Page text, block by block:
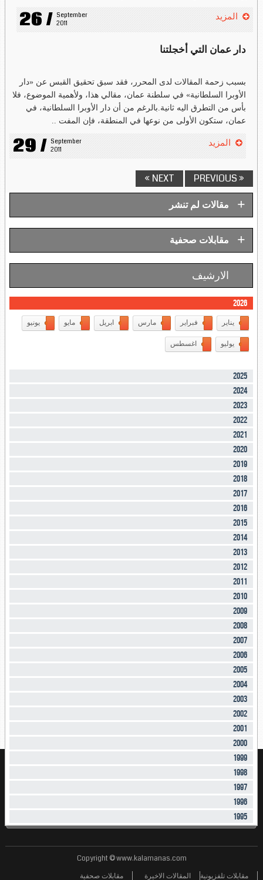
26 / September
2011
المزيد
دار عمان التي أخجلتنا
بسبب زحمة المقالات لدى المحرر، فقد سبق تحقيق القبس عن «دار
الأوبرا السلطانية» في سلطنة عمان، مقالي هذا، ولأهمية الموضوع، فلا
بأس من التطرق اليه ثانية.بالرغم من أن دار الأوبرا السلطانية، في
عمان، ستكون الأولى من نوعها في المنطقة، فإن المفت ..
29 / September
2011
المزيد
« PREVIOUS
NEXT »
مقالات لم تنشر +
مقابلات صحفية +
الارشيف
2026
يناير فبراير مارس ابريل مايو يونيو
يوليو اغسطس
2025
2024
2023
2022
2021
2020
2019
2018
2017
2016
2015
2014
2013
2012
2011
2010
2009
2008
2007
2006
2005
2004
2003
2002
2001
2000
1999
1998
1997
1996
1995
Copyright © www.kalamanas.com
مقابلات تلفزيونية المقالات الاخيرة مقابلات صحفية